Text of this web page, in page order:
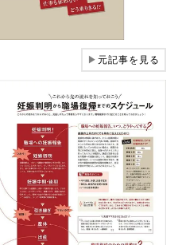
▶元記事を見る